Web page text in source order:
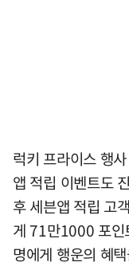
럭키 프라이스 행
앱 적립 이벤트도
후 세븐앱 적립 고
게 71만1000 포인
명에게 행운의 혜